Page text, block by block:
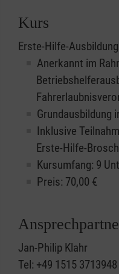
Kurs
Erste-Hilfe-Ausbildung
Anerkannt im
Grundausbildung
Inklusive
Erste-Hilfe-
Kursumfang: 9
Preis: 70,00 €
Jan-Philip Klahr
Tel: +49 1515 3713948